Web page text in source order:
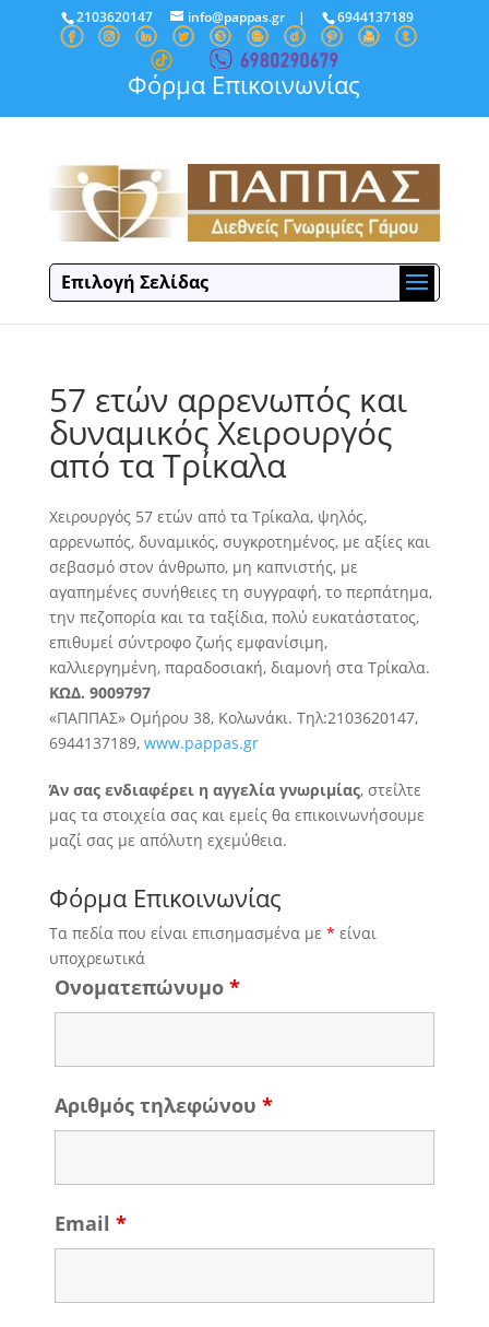
2103620147 info@pappas.gr| 6944137189
Φόρμα Επικοινωνίας
Επιλογή Σελίδας
57 ετών αρρενωπός και
δυναμικός Χειρουργός
από τα Τρίκαλα
Χειρουργός 57 ετών από τα Τρίκαλα, ψηλός,
αρρενωπός, δυναμικός, συγκροτημένος, με αξίες και
σεβασμό στον άνθρωπο, μη καπνιστής, με
αγαπημένες συνήθειες τη συγγραφή, το περπάτημα,
την πεζοπορία και τα ταξίδια, πολύ ευκατάστατος,
επιθυμεί σύντροφο ζωής εμφανίσιμη,
καλλιεργημένη, παραδοσιακή, διαμονή στα Τρίκαλα.
ΚΩΔ. 9009797
«ΠΑΠΠΑΣ» Ομήρου 38, Κολωνάκι. Τηλ:2103620147,
6944137189, www.pappas.gr
Άν σας ενδιαφέρει η αγγελία γνωριμίας, στείλτε
μας τα στοιχεία σας και εμείς θα επικοινωνήσουμε
μαζί σας με απόλυτη εχεμύθεια.
Φόρμα Επικοινωνίας
Τα πεδία που είναι επισημασμένα με * είναι
υποχρεωτικά
Ονοματεπώνυμο *
Αριθμός τηλεφώνου *
Email *